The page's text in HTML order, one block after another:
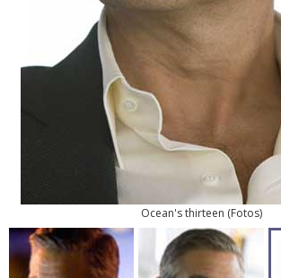
Ocean's thirteen (Fotos)